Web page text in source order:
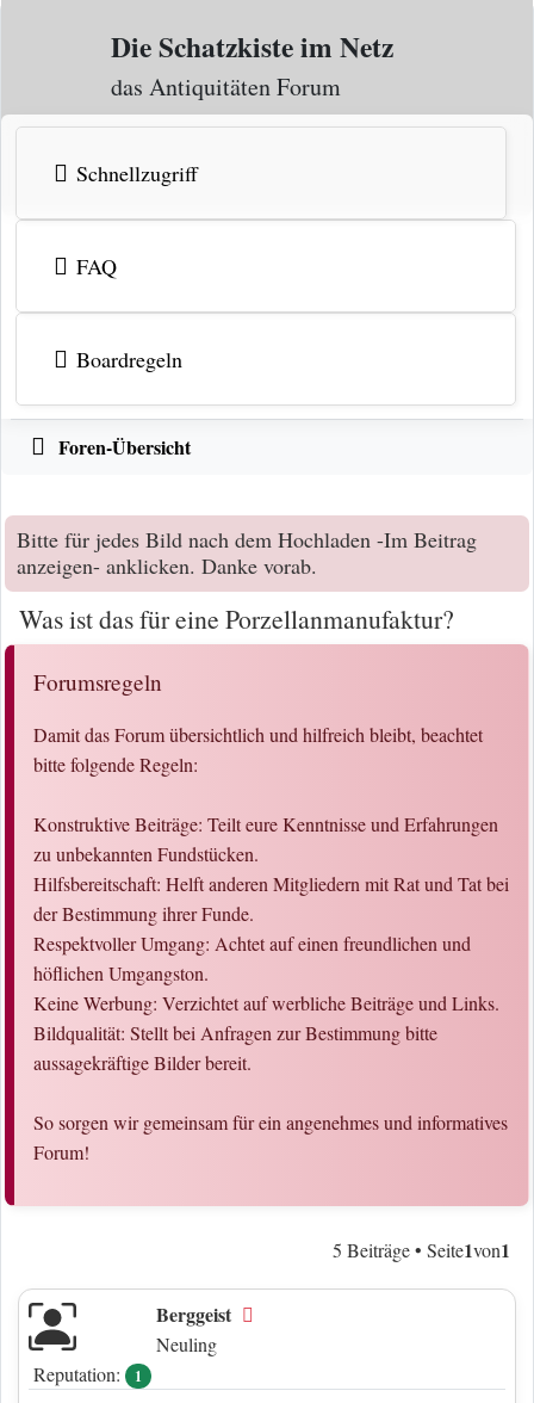
Zum Inhalt
Die Schatzkiste im Netz
das Antiquitäten Forum
Schnellzugriff
FAQ
Boardregeln
Foren-Übersicht
Bitte für jedes Bild nach dem Hochladen -Im Beitrag
anzeigen- anklicken. Danke vorab.
Was ist das für eine Porzellanmanufaktur?
Forumsregeln
Damit das Forum übersichtlich und hilfreich bleibt, beachtet
bitte folgende Regeln:
Konstruktive Beiträge: Teilt eure Kenntnisse und Erfahrungen
zu unbekannten Fundstücken.
Hilfsbereitschaft: Helft anderen Mitgliedern mit Rat und Tat bei
der Bestimmung ihrer Funde.
Respektvoller Umgang: Achtet auf einen freundlichen und
höflichen Umgangston.
Keine Werbung: Verzichtet auf werbliche Beiträge und Links.
Bildqualität: Stellt bei Anfragen zur Bestimmung bitte
aussagekräftige Bilder bereit.
So sorgen wir gemeinsam für ein angenehmes und informatives
Forum!
5 Beiträge • Seite1von1
Berggeist
Neuling
Reputation:
1